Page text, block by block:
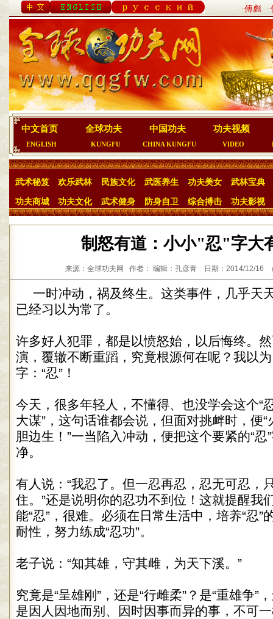
·傅彪
中文首页
ENGLISH
全球功夫
KUNGFU
中国功夫
CHINA KUNGFU
功夫视频
VIDEO
武术秘笈 欢乐武林 民族文化 武医养生 功夫美女 武林宝典
功夫商城 功夫文化 武术健身 防身自卫 综合搏击 功夫影视
制怒有道：小小"忍"字大
来源：全球功夫网 作者： 编辑：孔彦青 日期：2014/12/
一时冲动，祸及终生。这类事件，几乎天
已经习以为常了。
许多好人犯罪，都是以愤怒始，以后悔终。
演，覆辙不断重蹈，究竟根源何在呢？我以
字：“忍”！
今天，很多年轻人，不懂得、也没学会这个“
大谋”，这句话谁都会说，但面对挑衅时，便
胆边生！”一当陷入冲动，便把这个要紧的“忍
净。
有人说：“我忍了。但一忍再忍，忍无可忍，
住。”还是说明你的忍功不到位！这就提醒我
能“忍”，很难。必须在日常生活中，培养“忍”
耐性，努力练成“忍功”。
老子说：“知其雄，守其雌，为天下溪。”
究竟是“呈雄刚”，还是“行雌柔”？是“重雄争”
是因人因地而别、因时因事而异的事，不可